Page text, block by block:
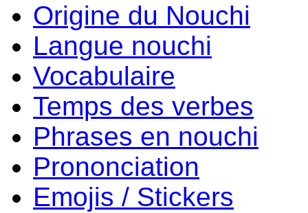
Origine du Nouchi
Langue nouchi
Vocabulaire
Temps des verbes
Phrases en nouchi
Prononciation
Emojis / Stickers